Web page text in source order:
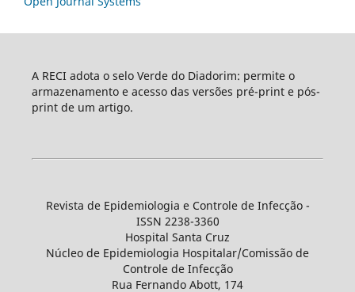
A RECI adota o selo Verde do Diadorim: permite o
armazenamento e acesso das versões pré-print e pós-
print de um artigo.
Revista de Epidemiologia e Controle de Infecção -
ISSN 2238-3360
Hospital Santa Cruz
Núcleo de Epidemiologia Hospitalar/Comissão de
Controle de Infecção
Rua Fernando Abott, 174